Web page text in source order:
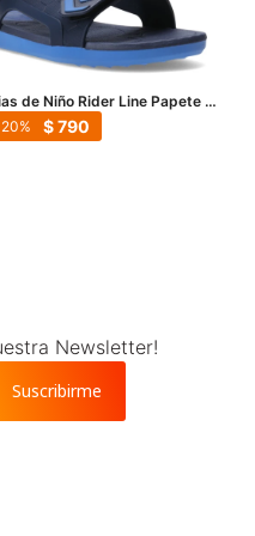
de Niño Rider Line Papete -
$790
20
Newsletter!
Suscribirme